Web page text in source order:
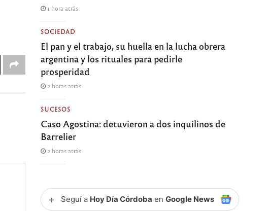
1 hora atrás
SOCIEDAD
El pan y el trabajo, su huella en la lucha obrera
argentina y los rituales para pedirle
prosperidad
2 horas atrás
SUCESOS
Caso Agostina: detuvieron a dos inquilinos de
Barrelier
2 horas atrás
+ Seguí a Hoy Día Córdoba enGoogle News